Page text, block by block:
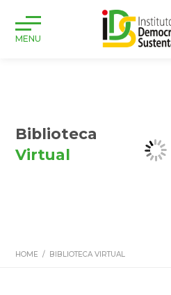
MENU
Biblioteca
Virtual
HOME / BIBLIOTECA VIRTUAL